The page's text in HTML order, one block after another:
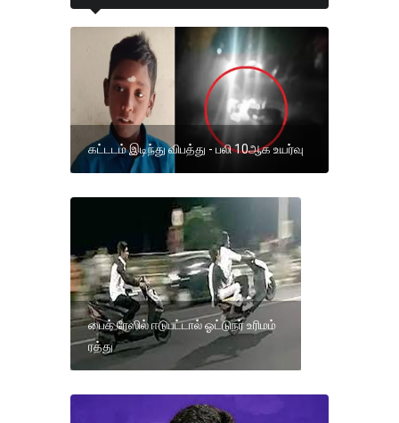
கட்டடம் இடிந்து விபத்து - பலி 10ஆக உயர்வு
பைக் ரேஸில் ஈடுபட்டால் ஓட்டுநர் உரிமம்
ரத்து